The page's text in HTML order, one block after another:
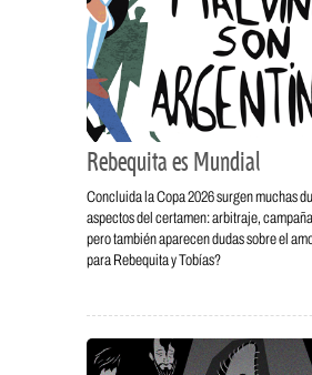
Rebequita es Mundial
Concluida la Copa 2026 surgen muchas
aspectos del certamen: arbitraje,
pero también aparecen dudas sobre el
para Rebequita y Tobías?